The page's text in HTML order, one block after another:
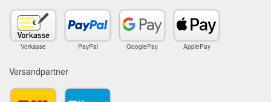
Vorkasse PayPal GooglePay ApplePay
Versandpartner